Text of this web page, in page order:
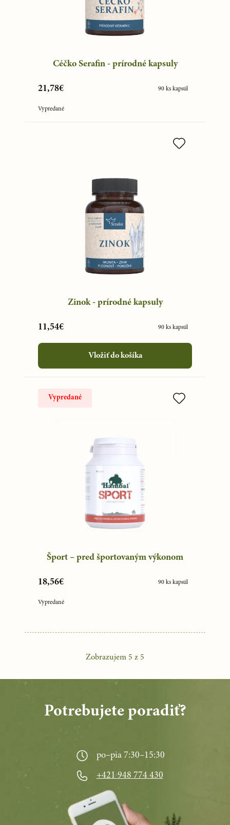
Céčko Serafin - prírodné kapsuly
21,78€ 90 ks kapsúl
Vypredané
Zinok - prírodné kapsuly
11,54€ 90 ks kapsúl
Vložiť do košíka
Vypredané
Šport – pred športovaným výkonom
18,56€ 90 ks kapsúl
Vypredané
Zobrazujem 5 z 5
Potrebujete poradiť?
po–pia 7:30–15:30
+421 948 774 430